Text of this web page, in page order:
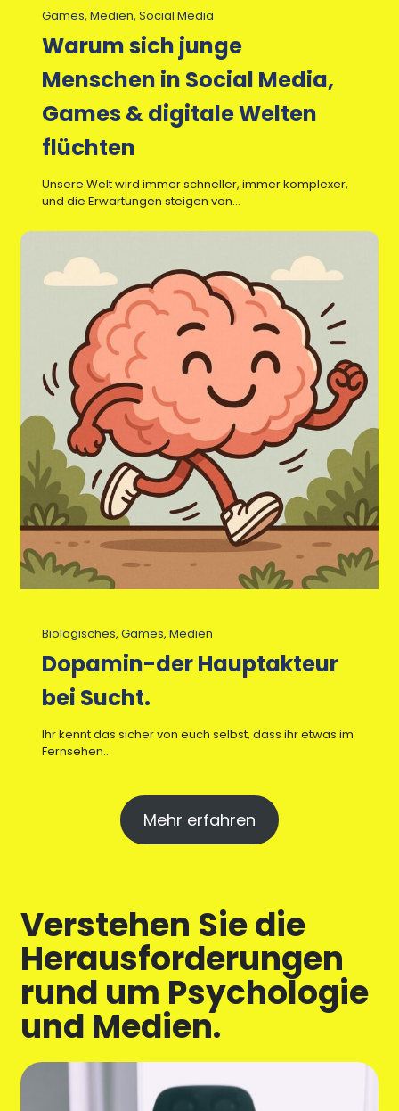
Games, Medien, Social Media
Warum sich junge
Menschen in Social Media,
Games & digitale Welten
flüchten
Unsere Welt wird immer schneller, immer komplexer,
und die Erwartungen steigen von…
Biologisches, Games, Medien
Dopamin-der Hauptakteur
bei Sucht.
Ihr kennt das sicher von euch selbst, dass ihr etwas im
Fernsehen…
Mehr erfahren
Verstehen Sie die
Herausforderungen
rund um Psychologie
und Medien.